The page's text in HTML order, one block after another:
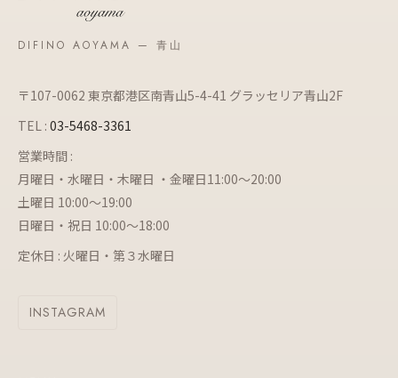
DIFINO AOYAMA — 青山
〒107-0062 東京都港区南青山5-4-41 グラッセリア青山2F
TEL : 03-5468-3361
営業時間 :
月曜日・水曜日・木曜日 ・金曜日11:00～20:00
土曜日 10:00～19:00
日曜日・祝日 10:00～18:00
定休日 : 火曜日・第３水曜日
INSTAGRAM